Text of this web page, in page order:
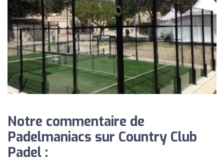
Notre commentaire de
Padelmaniacs sur Country Club
Padel :